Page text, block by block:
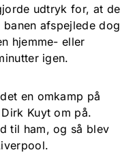
udtryk for, at de
afspejlede dog
hjemme- eller
igen.
en omkamp på
Kuyt om på.
til ham, og så blev